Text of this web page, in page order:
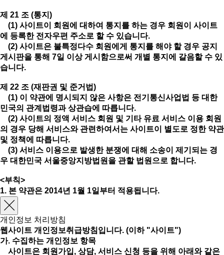
제 21 조 (통지)
(1) 사이트이 회원에 대하여 통지를 하는 경우 회원이 사이트
에 등록한 전자우편 주소로 할 수 있습니다.
(2) 사이트은 불특정다수 회원에게 통지를 해야 할 경우 공지
게시판을 통해 7일 이상 게시함으로써 개별 통지에 갈음할 수 있
습니다.
제 22 조 (재판권 및 준거법)
(1) 이 약관에 명시되지 않은 사항은 전기통신사업법 등 대한
민국의 관계법령과 상관습에 따릅니다.
(2) 사이트의 정액 서비스 회원 및 기타 유료 서비스 이용 회원
의 경우 당해 서비스와 관련하여서는 사이트이 별도로 정한 약관
및 정책에 따릅니다.
(3) 서비스 이용으로 발생한 분쟁에 대해 소송이 제기되는 경
우 대한민국 서울중앙지방법원을 관할 법원으로 합니다.
<부칙>
1. 본 약관은 2014년 1월 1일부터 적용됩니다.
개인정보 처리방침
웹사이트 개인정보취급방침입니다. (이하 "사이트")
가. 수집하는 개인정보 항목
사이트은 회원가입, 상담, 서비스 신청 등을 위해 아래와 같은